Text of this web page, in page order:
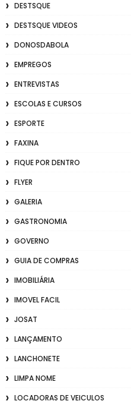
DESTSQUE
DESTSQUE VIDEOS
DONOSDABOLA
EMPREGOS
ENTREVISTAS
ESCOLAS E CURSOS
ESPORTE
FAXINA
FIQUE POR DENTRO
FLYER
GALERIA
GASTRONOMIA
GOVERNO
GUIA DE COMPRAS
IMOBILIÁRIA
IMOVEL FACIL
JOSAT
LANÇAMENTO
LANCHONETE
LIMPA NOME
LOCADORAS DE VEICULOS